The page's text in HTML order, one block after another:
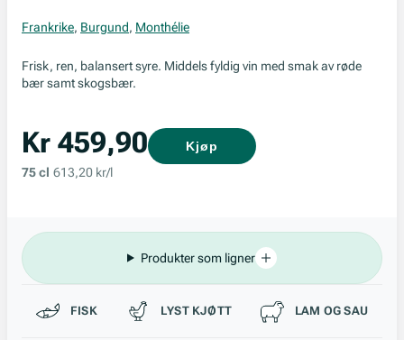
Frankrike, Burgund, Monthélie
Frisk, ren, balansert syre. Middels fyldig vin med smak av røde
bær samt skogsbær.
Kr 459,90
75 cl 613,20 kr/l
Kjøp
Produkter som ligner
Passer til
FISK LYST KJØTT LAM OG SAU